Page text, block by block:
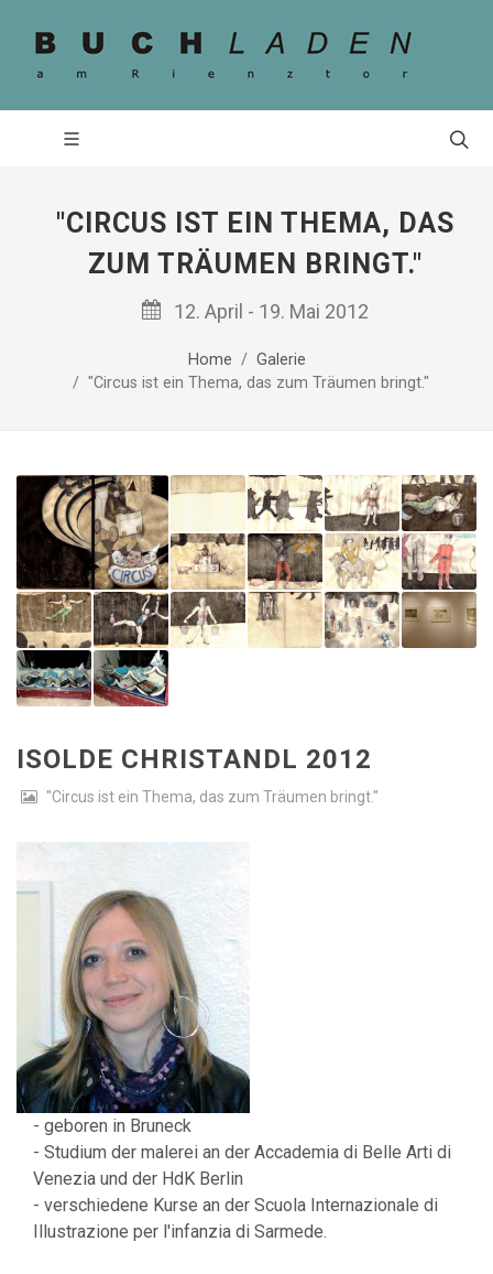
"CIRCUS IST EIN THEMA, DAS
ZUM TRÄUMEN BRINGT."
12. April - 19. Mai 2012
Home
Galerie
"Circus ist ein Thema, das zum Träumen bringt."
ISOLDE CHRISTANDL 2012
"Circus ist ein Thema, das zum Träumen bringt."
- geboren in Bruneck
- Studium der malerei an der Accademia di Belle Arti di
Venezia und der HdK Berlin
- verschiedene Kurse an der Scuola Internazionale di
Illustrazione per l'infanzia di Sarmede.